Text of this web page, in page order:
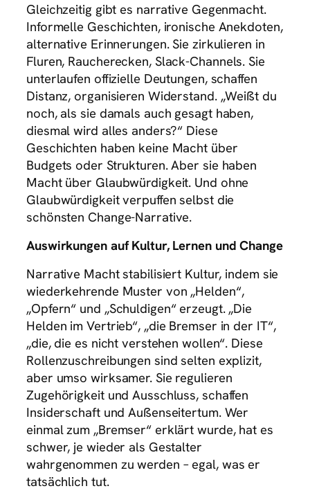
Gleichzeitig gibt es narrative Gegenmacht.
Informelle Geschichten, ironische Anekdoten,
alternative Erinnerungen. Sie zirkulieren in
Fluren, Raucherecken, Slack-Channels. Sie
unterlaufen offizielle Deutungen, schaffen
Distanz, organisieren Widerstand. „Weißt du
noch, als sie damals auch gesagt haben,
diesmal wird alles anders?“ Diese
Geschichten haben keine Macht über
Budgets oder Strukturen. Aber sie haben
Macht über Glaubwürdigkeit. Und ohne
Glaubwürdigkeit verpuffen selbst die
schönsten Change-Narrative.
Auswirkungen auf Kultur, Lernen und Change
Narrative Macht stabilisiert Kultur, indem sie
wiederkehrende Muster von „Helden“,
„Opfern“ und „Schuldigen“ erzeugt. „Die
Helden im Vertrieb“, „die Bremser in der IT“,
„die, die es nicht verstehen wollen“. Diese
Rollenzuschreibungen sind selten explizit,
aber umso wirksamer. Sie regulieren
Zugehörigkeit und Ausschluss, schaffen
Insiderschaft und Außenseitertum. Wer
einmal zum „Bremser“ erklärt wurde, hat es
schwer, je wieder als Gestalter
wahrgenommen zu werden – egal, was er
tatsächlich tut.